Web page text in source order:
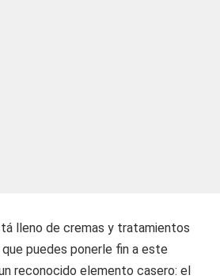
lleno de cremas y tratamientos
puedes ponerle fin a este
reconocido elemento casero: el